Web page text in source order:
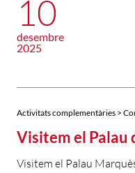
10
desembre
2025
Activitats complementàries >
Visitem el Palau
Visitem el Palau